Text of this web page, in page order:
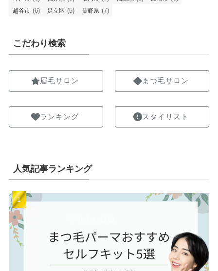
越谷市 (6) 足立区 (5) 長野県 (7)
こだわり検索
眉毛サロン
ランキング
まつ毛サロン
スタイリスト
人気記事ランキング